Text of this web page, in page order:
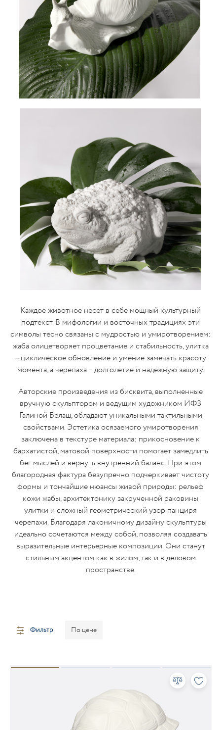
Каждое животное несет в себе мощный культурный
подтекст. В мифологии и восточных традициях эти
символы тесно связаны с мудростью и умиротворением:
жаба олицетворяет процветание и стабильность, улитка
– циклическое обновление и умение замечать красоту
момента, а черепаха – долголетие и надежную защиту.
Авторские произведения из бисквита, выполненные
вручную скульптором и ведущим художником ИФЗ
Галиной Белаш, обладают уникальными тактильными
свойствами. Эстетика осязаемого умиротворения
заключена в текстуре материала: прикосновение к
бархатистой, матовой поверхности помогает замедлить
бег мыслей и вернуть внутренний баланс. При этом
благородная фактура безупречно подчеркивает чистоту
формы и тончайшие нюансы живой природы: рельеф
кожи жабы, архитектонику закрученной раковины
улитки и сложный геометрический узор панциря
черепахи. Благодаря лаконичному дизайну скульптуры
идеально сочетаются между собой, позволяя создавать
выразительные интерьерные композиции. Они станут
стильным акцентом как в жилом, так и в деловом
пространстве.
Фильтр По цене